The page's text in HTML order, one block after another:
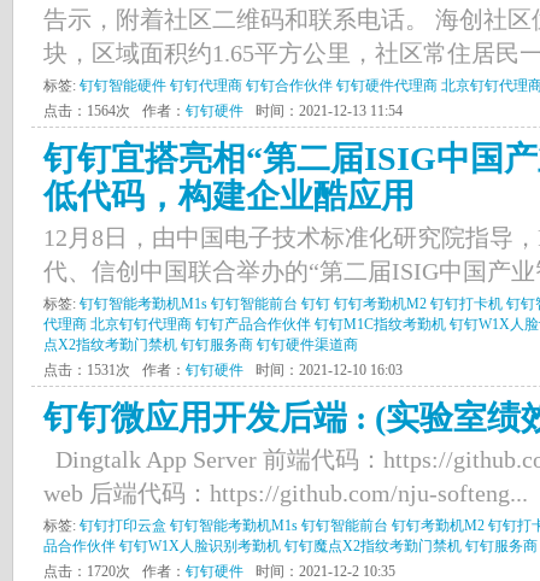
告示，附着社区二维码和联系电话。 海创社
块，区域面积约1.65平方公里，社区常住居民
标签: 钉钉智能硬件 钉钉代理商 钉钉合作伙伴 钉钉硬件代理商 北京钉钉代理
点击：1564次
作者： 钉钉硬件 时间：2021-12-13 11:54
钉钉宜搭亮相“第二届ISIG中国
低代码，构建企业酷应用
12月8日，由中国电子技术标准化研究院指导
代、信创中国联合举办的“第二届ISIG中国产
标签: 钉钉智能考勤机M1s 钉钉智能前台 钉钉 钉钉考勤机M2 钉钉打卡机 钉钉
代理商 北京钉钉代理商 钉钉产品合作伙伴 钉钉M1C指纹考勤机 钉钉W1X人
点X2指纹考勤门禁机 钉钉服务商 钉钉硬件渠道商
点击：1531次
作者： 钉钉硬件 时间：2021-12-10 16:03
钉钉微应用开发后端 : (实验室绩
Dingtalk App Server 前端代码：https://
web 后端代码：https://github.com/nju-softeng...
标签: 钉钉打印云盒 钉钉智能考勤机M1s 钉钉智能前台 钉钉考勤机M2 钉钉打
品合作伙伴 钉钉W1X人脸识别考勤机 钉钉魔点X2指纹考勤门禁机 钉钉服务商
点击：1720次
作者： 钉钉硬件 时间：2021-12-2 10:35